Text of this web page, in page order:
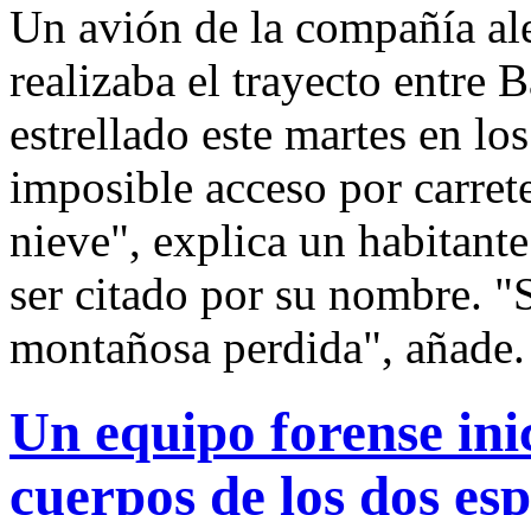
Un avión de la compañía
realizaba el trayecto entre
estrellado este martes en
imposible acceso por
nieve", explica un
ser citado por su nombre.
montañosa perdida", añade.
Un equipo forense
cuerpos de los dos